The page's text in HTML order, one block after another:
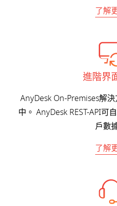
了解
進階界
AnyDesk On-Premises解
中。 AnyDesk REST-API可
戶數
了解